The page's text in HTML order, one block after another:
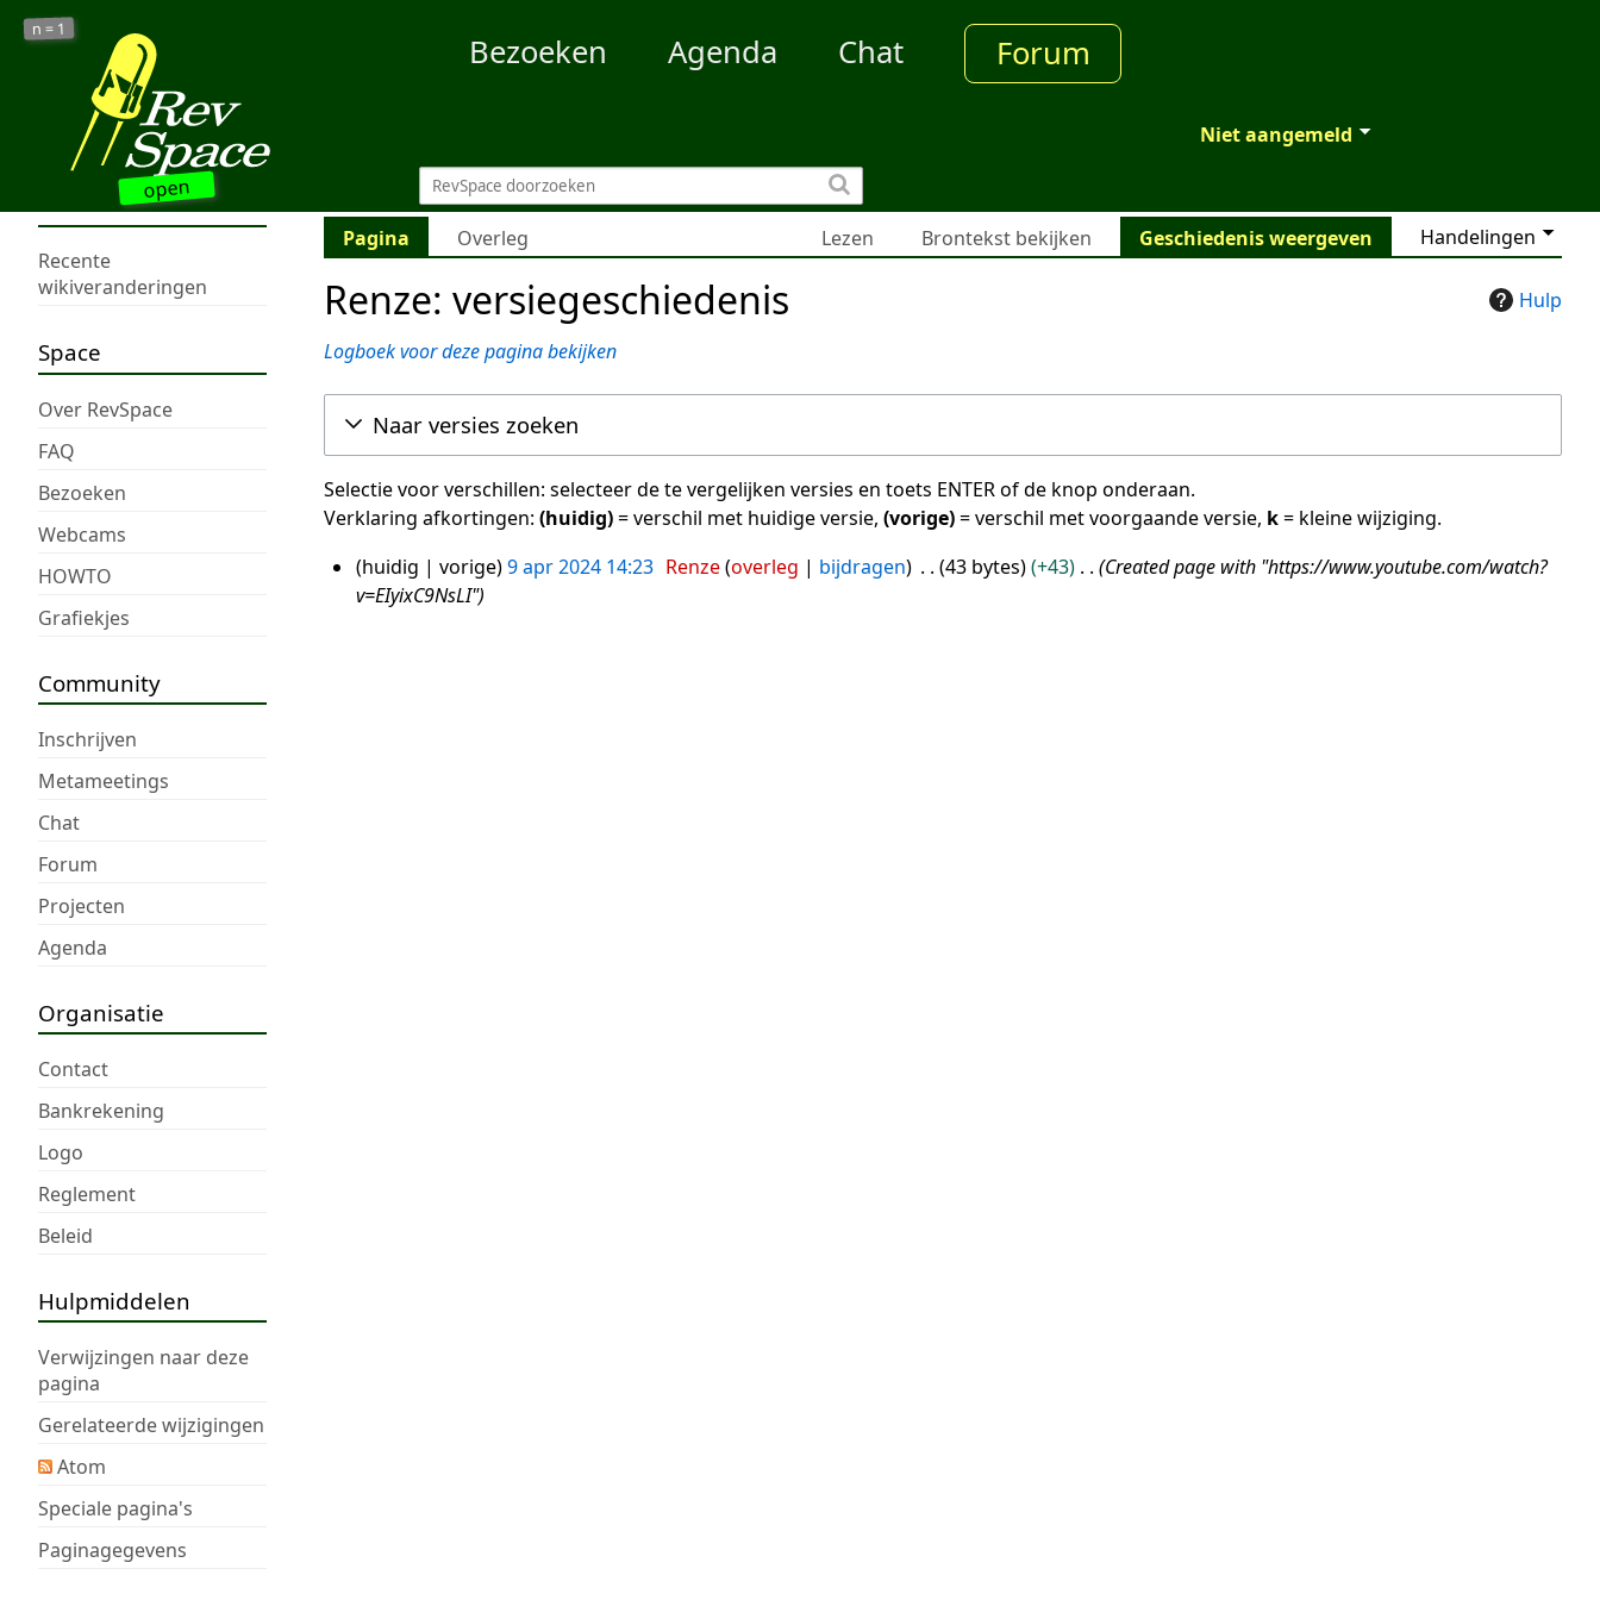
open
n = 1
Bezoeken Agenda Chat Forum
Niet aangemeld
Recente
wikiveranderingen
Space
Over RevSpace
FAQ
Bezoeken
Webcams
HOWTO
Grafiekjes
Community
Inschrijven
Metameetings
Chat
Forum
Projecten
Agenda
Organisatie
Contact
Bankrekening
Logo
Reglement
Beleid
Hulpmiddelen
Verwijzingen naar deze
pagina
Gerelateerde wijzigingen
Atom
Speciale pagina's
Paginagegevens
Pagina Overleg Handelingen
Lezen Brontekst bekijken Geschiedenis weergeven
Hulp
Renze: versiegeschiedenis
Logboek voor deze pagina bekijken
Naar versies zoeken
Selectie voor verschillen: selecteer de te vergelijken versies en toets ENTER of de knop onderaan.
Verklaring afkortingen: (huidig)= verschil met huidige versie, (vorige)= verschil met voorgaande versie, k= kleine wijziging.
9
apr
huidig vorige 9 apr 2024 14:23 Renze overleg bijdragen 43 bytes +43
Created page with "https://www.youtube.com/watch?
v=EIyixC9NsLI"